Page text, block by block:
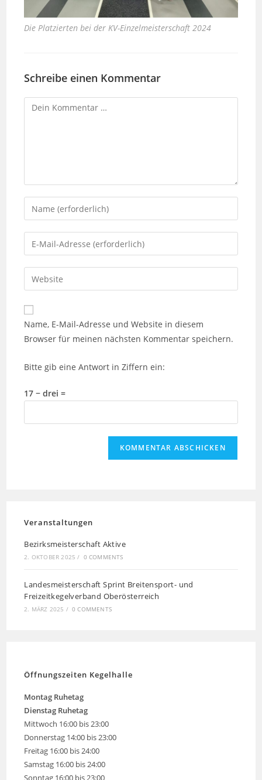
Die Platzierten bei der KV-Einzelmeisterschaft 2024
Schreibe einen Kommentar
Kommentar
Gib
deinen
Namen
oder
zum
Kommentieren
ein
Gib
deine
E-
Mail-
zum
Kommentieren
ein
Gib
deine
Website-
URL
Name, E-Mail-Adresse und Website in diesem
Browser für meinen nächsten Kommentar speichern.
Bitte gib eine Antwort in Ziffern ein:
17 − drei =
Veranstaltungen
Bezirksmeisterschaft Aktive
2. OKTOBER 2025 / 0 COMMENTS
Landesmeisterschaft Sprint Breitensport- und
Freizeitkegelverband Oberösterreich
2. MÄRZ 2025 / 0 COMMENTS
Öffnungszeiten Kegelhalle
Montag Ruhetag
Dienstag Ruhetag
Mittwoch 16:00 bis 23:00
Donnerstag 14:00 bis 23:00
Freitag 16:00 bis 24:00
Samstag 16:00 bis 24:00
Sonntag 16:00 bis 23:00